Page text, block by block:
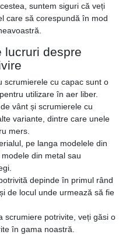
suntem siguri că veți
care să corespundă în mod
lucruri despre
scrumierele cu capac sunt o
utilizare în aer liber.
vânt și scrumierele cu
variante, dintre care unele
mers.
pe langa modelele din
din metal sau
depinde în primul rând
de locul unde urmează să fie
scrumiere potrivite, veți găsi o
în gama noastră.